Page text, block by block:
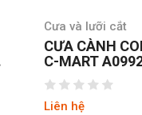
Cưa và lưỡi cắt
CƯA CÀNH
C-MART
Liên hệ